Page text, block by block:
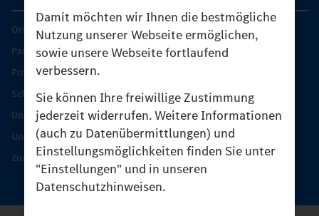
Damit möchten wir Ihnen die bestmögliche
Nutzung unserer Webseite ermöglichen,
sowie unsere Webseite fortlaufend
verbessern.
Sie können Ihre freiwillige Zustimmung
jederzeit widerrufen. Weitere Informationen
(auch zu Datenübermittlungen) und
Einstellungsmöglichkeiten finden Sie unter
"Einstellungen" und in unseren
Datenschutzhinweisen.
Original-Teile
Partner finden
Produkt-Highlights
Schutz und Werterhalt
Unimog Serviceangebot
Unimog Servicetage
Zusatzleistungen